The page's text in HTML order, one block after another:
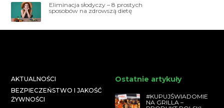
Eliminacja słodyczy – 8 prostych
sposobów na zdrowszą dietę
AKTUALNOŚCI
BEZPIECZEŃSTWO I JAKOŚĆ
ŻYWNOŚCI
Ostatnie artykuły
#KUPUJŚWIADOMIE
NA GRILLA –